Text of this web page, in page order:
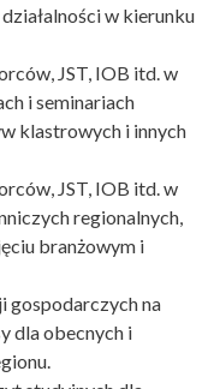
w kierunku
JST, IOB itd. w
i seminariach
klastrowych i innych
JST, IOB itd. w
regionalnych,
branżowym i
gospodarczych na
dla obecnych i